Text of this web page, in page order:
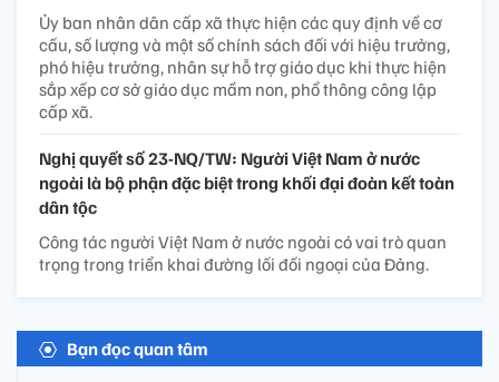
Ủy ban nhân dân cấp xã thực hiện các quy định về cơ
cấu, số lượng và một số chính sách đối với hiệu trưởng,
phó hiệu trưởng, nhân sự hỗ trợ giáo dục khi thực hiện
sắp xếp cơ sở giáo dục mầm non, phổ thông công lập
cấp xã.
Nghị quyết số 23-NQ/TW: Người Việt Nam ở nước
ngoài là bộ phận đặc biệt trong khối đại đoàn kết toàn
dân tộc
Công tác người Việt Nam ở nước ngoài có vai trò quan
trọng trong triển khai đường lối đối ngoại của Đảng.
Bạn đọc quan tâm